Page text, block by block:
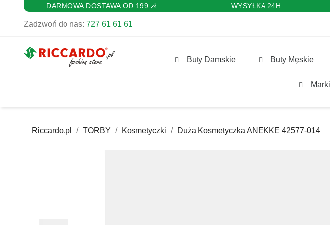
DARMOWA DOSTAWA OD 199 zł WYSYŁKA 24H
Zadzwoń do nas: 727 61 61 61
Buty Damskie Buty Męskie
Marki
Riccardo.pl TORBY Kosmetyczki Duża Kosmetyczka ANEKKE 42577-014